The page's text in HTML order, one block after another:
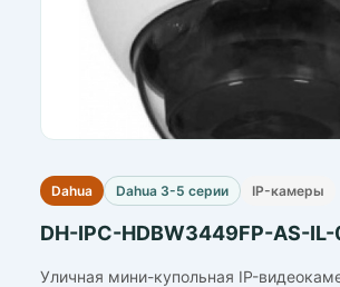
Dahua Dahua 3-5 серии IP-камеры
DH-IPC-HDBW3449FP-AS-
Уличная мини-купольная IP-